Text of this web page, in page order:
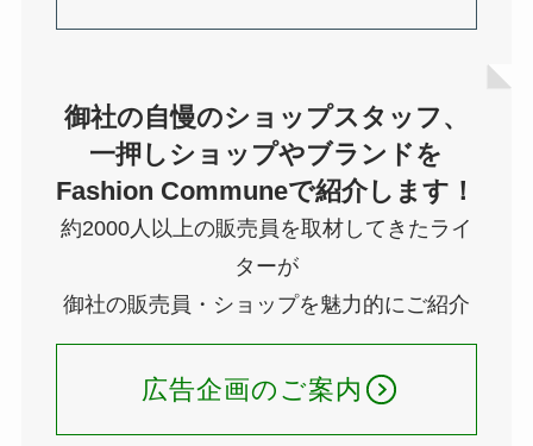
御社の自慢のショップスタッフ、
一押しショップやブランドを
Fashion Communeで紹介します！
約2000人以上の販売員を取材してきたライ
ターが
御社の販売員・ショップを魅力的にご紹介
広告企画のご案内